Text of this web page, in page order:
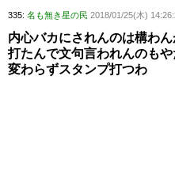
335: 名も無き星の民 2018/01/25(木)
内心バカにされんのは構わん
打たんで文句言われんのもや
変わらずスタンプ打つわ